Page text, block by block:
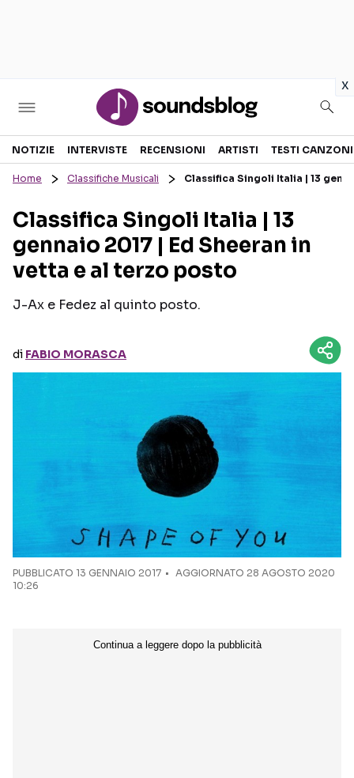
x
Sezioni
RECENSIONI MUSICALI
INTERVISTE
GOSSIP E CURIOSITÀ
TESTI CANZONI
TOUR ED EVENTI
TALENT SHOW
NOTIZIE INTERVISTE RECENSIONI ARTISTI TESTI CANZONI
Home Classifiche Musicali Classifica Singoli Italia | 13
Classifica Singoli Italia | 13
gennaio 2017 | Ed Sheeran in
vetta e al terzo posto
J-Ax e Fedez al quinto posto.
di FABIO MORASCA
PUBBLICATO 13 GENNAIO 2017
AGGIORNATO 28 AGOSTO 2020
10:26